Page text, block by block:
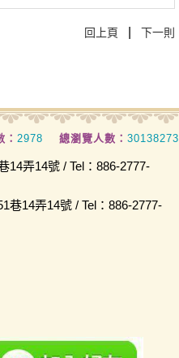
回上頁 下一則
2978 總瀏覽人數： 30138273
14弄14號 / Tel：886-2777-
巷14弄14號 / Tel：886-2777-